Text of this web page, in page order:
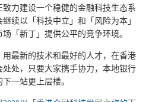
力建设一个稳健的金融科技生态系
续以「科技中立」和「风险为本」
「新丁」提供公平的竞争环境。
最新的技术和最好的人才，在香港
处，只要大家携手协力，本地银行
一站更上层楼。